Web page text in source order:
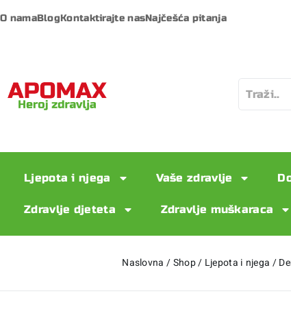
O namaBlogKontaktirajte nasNajčešća pitanja
Ljepota i njega Vaše zdravlje
Zdravlje djeteta Zdravlje muškaraca
Naslovna /Shop/ Ljepota i njega /